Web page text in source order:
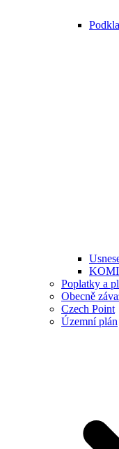
Poplatky a
Obecně
Czech Point
Územní plán